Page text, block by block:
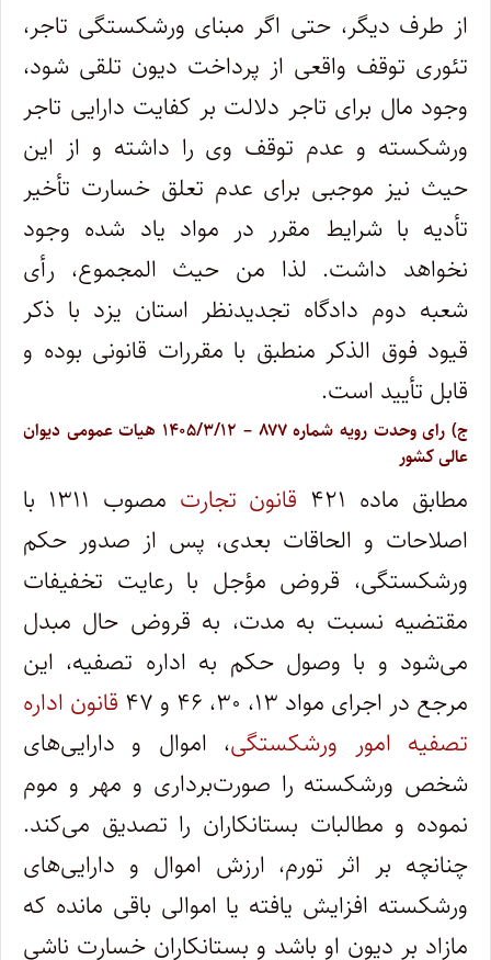
از طرف دیگر، حتی اگر مبنای ورشکستگی تاجر،
تئوری توقف واقعی از پرداخت دیون تلقی شود،
وجود مال برای تاجر دلالت بر کفایت دارایی تاجر
ورشکسته و عدم توقف وی را داشته و از این
حیث نیز موجبی برای عدم تعلق خسارت تأخیر
تأدیه با شرایط مقرر در مواد یاد شده وجود
نخواهد داشت. لذا من حیث المجموع، رأی
شعبه دوم دادگاه تجدیدنظر استان یزد با ذکر
قیود فوق الذکر منطبق با مقررات قانونی بوده و
قابل تأیید است.
ج) رای وحدت رویه شماره ۸۷۷ – ۱۴۰۵/۳/۱۲ هیات عمومی دیوان
عالی کشور
مطابق ماده ۴۲۱ قانون تجارت
مصوب ۱۳۱۱ با
اصلاحات و الحاقات بعدی، پس از صدور حکم
ورشکستگی، قروض مؤجل با رعایت تخفیفات
مقتضیه نسبت به مدت، به قروض حال مبدل
می‌شود و با وصول حکم به اداره تصفیه، این
مرجع در اجرای مواد ۱۳، ۳۰، ۴۶ و ۴۷
قانون اداره
تصفیه امور ورشکستگی، اموال و دارایی‌های
شخص ورشکسته را صورت‌برداری و مهر و موم
نموده و مطالبات بستانکاران را تصدیق می‌کند.
چنانچه بر اثر تورم، ارزش اموال و دارایی‌های
ورشکسته افزایش یافته یا اموالی باقی مانده که
مازاد بر دیون او باشد و بستانکاران خسارت ناشی